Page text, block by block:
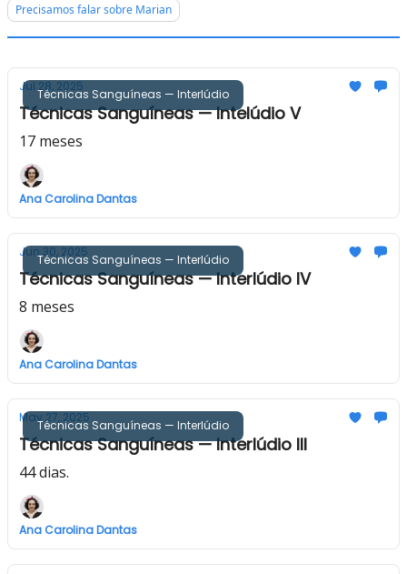
Precisamos falar sobre Marian
Técnicas Sanguíneas — Interlúdio
Jul 28, 2025
Técnicas Sanguíneas — Intelúdio V
17 meses
Ana Carolina Dantas
Técnicas Sanguíneas — Interlúdio
Jun 30, 2025
Técnicas Sanguíneas — Interlúdio IV
8 meses
Ana Carolina Dantas
Técnicas Sanguíneas — Interlúdio
May 27, 2025
Técnicas Sanguíneas — Interlúdio III
44 dias.
Ana Carolina Dantas